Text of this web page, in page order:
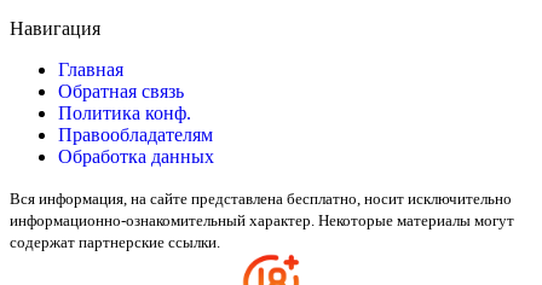
Навигация
Главная
Обратная связь
Политика конф.
Правообладателям
Обработка данных
Вся информация, на сайте представлена бесплатно, носит исключительно
информационно-ознакомительный характер. Некоторые материалы могут
содержат партнерские ссылки.